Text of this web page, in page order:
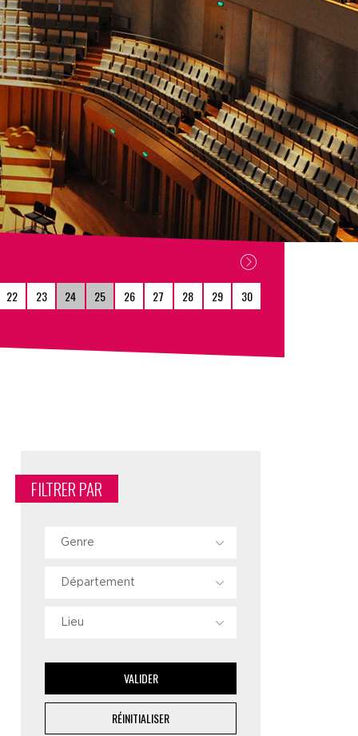
22 23 24 25 26 27 28 29 30
FILTRER PAR
Genre
Département
Lieu
VALIDER
RÉINITIALISER